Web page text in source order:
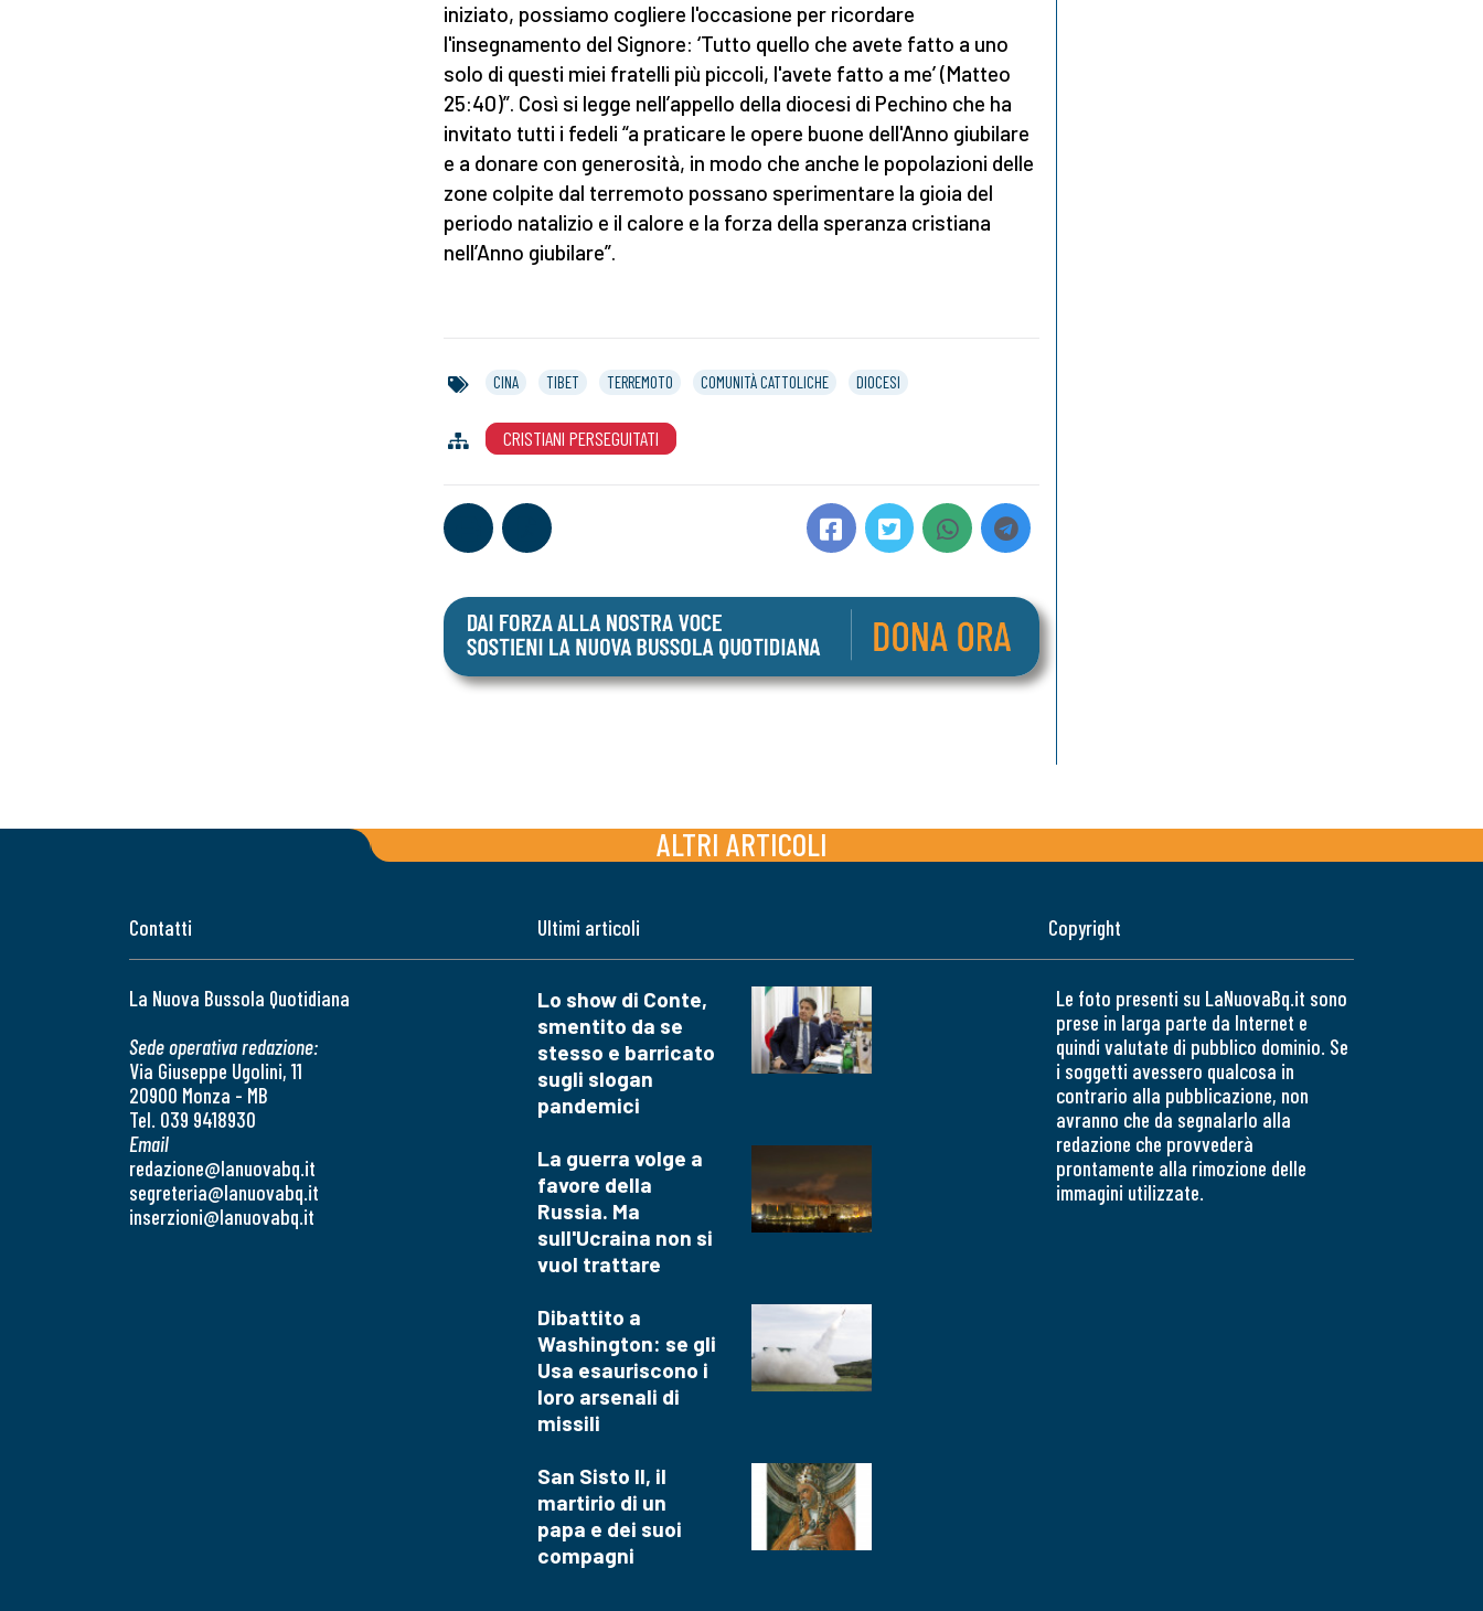
iniziato, possiamo cogliere l'occasione per ricordare
l'insegnamento del Signore: ‘Tutto quello che avete fatto a uno
solo di questi miei fratelli più piccoli, l'avete fatto a me’ (Matteo
25:40)”. Così si legge nell’appello della diocesi di Pechino che ha
invitato tutti i fedeli “a praticare le opere buone dell'Anno giubilare
e a donare con generosità, in modo che anche le popolazioni delle
zone colpite dal terremoto possano sperimentare la gioia del
periodo natalizio e il calore e la forza della speranza cristiana
nell’Anno giubilare”.
CINA TIBET TERREMOTO COMUNITÀ CATTOLICHE DIOCESI
CRISTIANI PERSEGUITATI
ALTRI ARTICOLI
Contatti
La Nuova Bussola Quotidiana
Sede operativa redazione:
Via Giuseppe Ugolini, 11
20900 Monza - MB
Tel. 039 9418930
Email
redazione@lanuovabq.it
segreteria@lanuovabq.it
inserzioni@lanuovabq.it
Ultimi articoli
Lo show di Conte,
smentito da se
stesso e barricato
sugli slogan
pandemici
La guerra volge a
favore della
Russia. Ma
sull'Ucraina non si
vuol trattare
Dibattito a
Washington: se gli
Usa esauriscono i
loro arsenali di
missili
San Sisto II, il
martirio di un
papa e dei suoi
compagni
Copyright
Le foto presenti su LaNuovaBq.it sono
prese in larga parte da Internet e
quindi valutate di pubblico dominio. Se
i soggetti avessero qualcosa in
contrario alla pubblicazione, non
avranno che da segnalarlo alla
redazione che provvederà
prontamente alla rimozione delle
immagini utilizzate.